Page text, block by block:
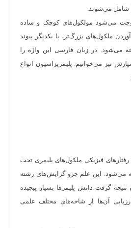
شامل می‌شوند.
می‌شود مولکول‌های کوچک و ساده
ملکول‌های بزرگ‌تر، با یکدیگر پیوند
می‌شود. در زبان فارسی این واژه را
نیز می‌خوانیم. پلیمریزاسیون انواع
فیزیکی ملکول‌های پلیمری تحت
می‌شود. این علم جزو گرایش‌های رشته
گرفت دانش پلیمر‌ها بسیار پیچیده
آن‌ها از شاخه‌های مختلف علمی